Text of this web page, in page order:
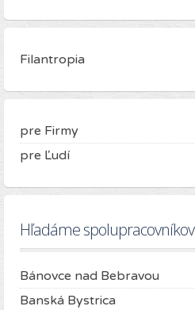
Filantropia
pre Firmy
pre Ľudí
Hľadáme spolupracovníkov
Bánovce nad Bebravou
Banská Bystrica